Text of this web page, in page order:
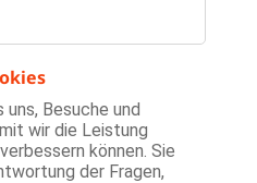
Besuche und
wir die Leistung
können. Sie
der Fragen,